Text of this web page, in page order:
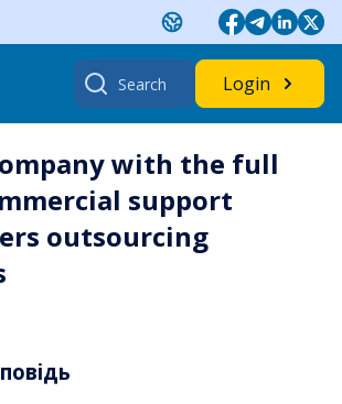
Search
for:
Login
with the full
support
outsourcing